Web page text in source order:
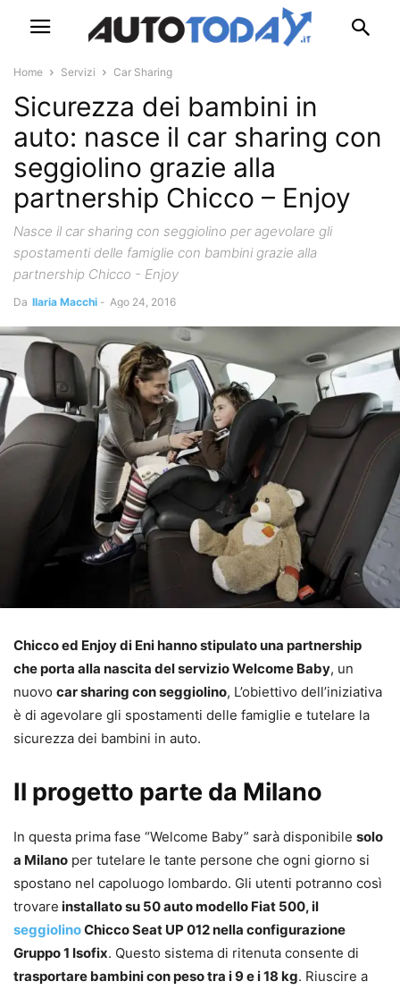
Home Servizi Car Sharing
Sicurezza dei bambini in
auto: nasce il car sharing con
seggiolino grazie alla
partnership Chicco – Enjoy
Nasce il car sharing con seggiolino per agevolare gli
spostamenti delle famiglie con bambini grazie alla
partnership Chicco - Enjoy
Da Ilaria Macchi - Ago 24, 2016
Chicco ed Enjoy di Eni hanno stipulato una partnership
che porta alla nascita del servizio Welcome Baby, un
nuovo car sharing con seggiolino, L’obiettivo dell’iniziativa
è di agevolare gli spostamenti delle famiglie e tutelare la
sicurezza dei bambini in auto.
Il progetto parte da Milano
In questa prima fase “Welcome Baby” sarà disponibile solo
a Milano per tutelare le tante persone che ogni giorno si
spostano nel capoluogo lombardo. Gli utenti potranno così
trovare installato su 50 auto modello Fiat 500, il
seggiolinoChicco Seat UP 012 nella configurazione
Gruppo 1 Isofix. Questo sistema di ritenuta consente di
trasportare bambini con peso tra i 9 e i 18 kg. Riuscire a